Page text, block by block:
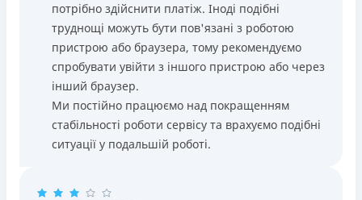
потрібно здійснити платіж. Іноді подібні
труднощі можуть бути пов'язані з роботою
пристрою або браузера, тому рекомендуємо
спробувати увійти з іншого пристрою або через
інший браузер.
Ми постійно працюємо над покращенням
стабільності роботи сервісу та врахуємо подібні
ситуації у подальшій роботі.